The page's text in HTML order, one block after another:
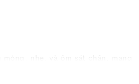
nhẹ, và ôm sát chân, mang